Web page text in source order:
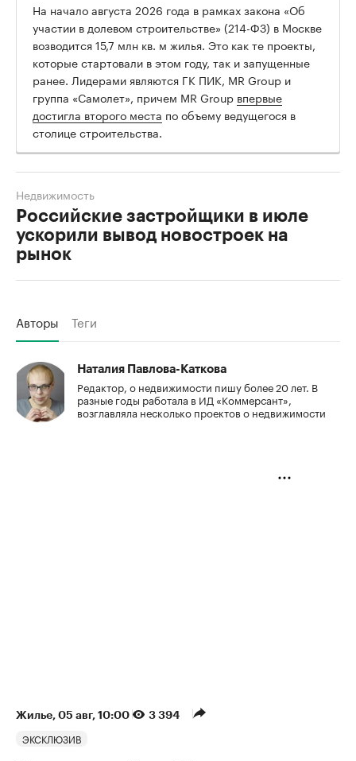
На начало августа 2026 года в рамках закона «Об
участии в долевом строительстве» (214-ФЗ) в Москве
возводится 15,7 млн кв. м жилья. Это как те проекты,
которые стартовали в этом году, так и запущенные
ранее. Лидерами являются ГК ПИК, MR Group и
группа «Самолет», причем MR Group впервые
достигла второго места по объему ведущегося в
столице строительства.
Российские застройщики в июле
ускорили вывод новостроек на
рынок
Недвижимость
Авторы Теги
Наталия Павлова-Каткова
Редактор, о недвижимости пишу более 20 лет. В
разные годы работала в ИД «Коммерсант»,
возглавляла несколько проектов о недвижимости
Жилье⁠, 05 авг, 10:00 3 394
ЭКСКЛЮЗИВ